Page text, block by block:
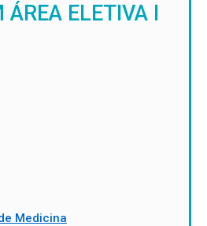
ÁREA ELETIVA I
Medicina